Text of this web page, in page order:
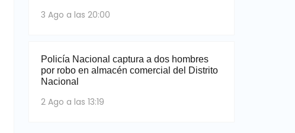
3 Ago a las 20:00
Policía Nacional captura a dos hombres
por robo en almacén comercial del Distrito
Nacional
2 Ago a las 13:19